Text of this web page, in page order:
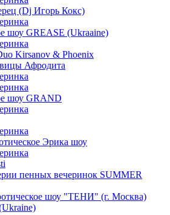
(Dj Игорь Кокс)
шоу GREASE (Ukraaine)
Kirsanov & Phoenix
Афродита
шоу GRAND
Эрика шоу
пенных вечеринок SUMMER
шоу "ТЕНИ" (г. Москва)